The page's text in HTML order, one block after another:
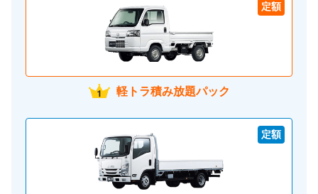
定額
軽トラ積み放題パック
定額